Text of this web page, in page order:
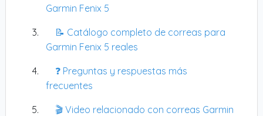
Garmin Fenix 5
📝 Catálogo completo de correas para
Garmin Fenix 5 reales
❓ Preguntas y respuestas más
frecuentes
🎬 Video relacionado con correas Garmin